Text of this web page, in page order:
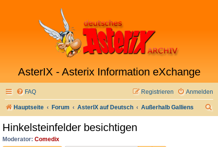
AsterIX - Asterix Information eXchange
FAQ Anmelden
Registrieren
Hauptseite Forum AsterIX auf Deutsch Außerhalb Galliens
Hinkelsteinfelder besichtigen
Moderator: Comedix